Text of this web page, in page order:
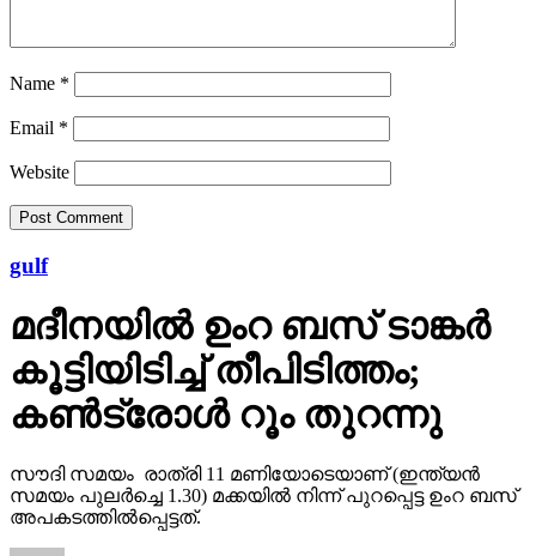
Name *
Email *
Website
gulf
മദീനയില്‍ ഉംറ ബസ് ടാങ്കര്‍
കൂട്ടിയിടിച്ച് തീപിടിത്തം;
കണ്‍ട്രോള്‍ റൂം തുറന്നു
സൗദി സമയം രാത്രി 11 മണിയോടെയാണ് (ഇന്ത്യന്‍
സമയം പുലര്‍ച്ചെ 1.30) മക്കയില്‍ നിന്ന് പുറപ്പെട്ട ഉംറ ബസ്
അപകടത്തില്‍പ്പെട്ടത്.